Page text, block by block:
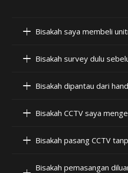
Bisakah saya membeli
Bisakah survey dulu
Bisakah dipantau dari
Bisakah CCTV saya
Bisakah pasang CCTV
Bisakah pemasangan